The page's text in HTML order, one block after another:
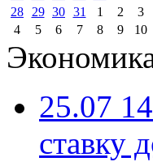
28
29 30 31 1 2
3
4
5 6 7 8 9 10
25.07
ставку